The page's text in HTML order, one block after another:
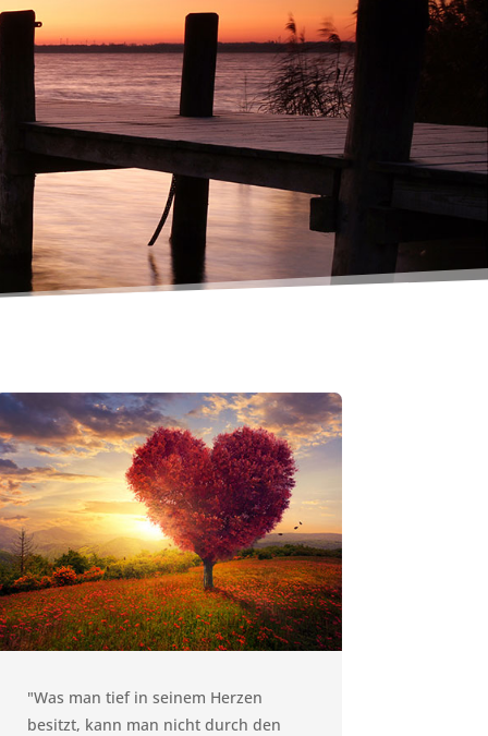
"Was man tief in seinem Herzen
besitzt, kann man nicht durch den